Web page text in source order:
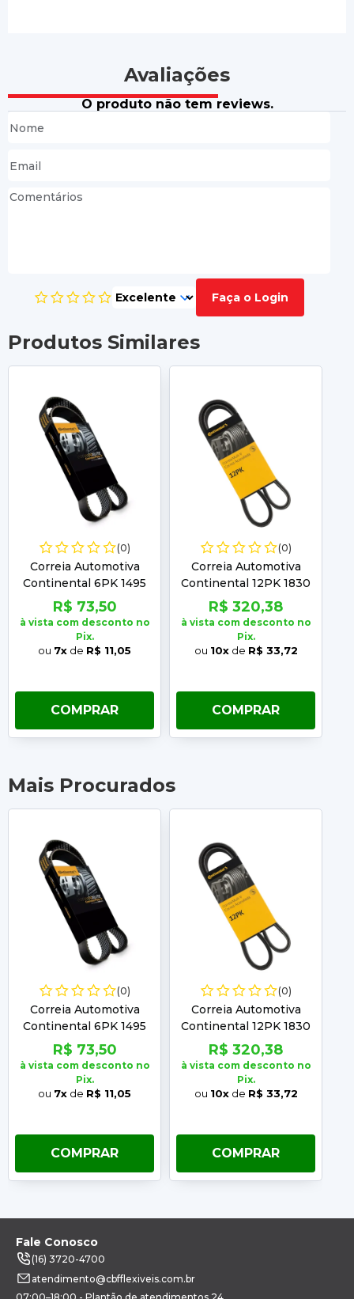
Avaliações
O produto não tem reviews.
Faça o Login
Produtos Similares
(0)
Correia Automotiva
Continental 6PK 1495
R$ 73,50
à vista com desconto no
Pix.
ou 7x de R$ 11,05
COMPRAR
(0)
Correia Automotiva
Continental 12PK 1830
R$ 320,38
à vista com desconto no
Pix.
ou 10xde R$ 33,72
COMPRAR
Mais Procurados
(0)
Correia Automotiva
Continental 6PK 1495
R$ 73,50
à vista com desconto no
Pix.
ou 7x de R$ 11,05
COMPRAR
(0)
Correia Automotiva
Continental 12PK 1830
R$ 320,38
à vista com desconto no
Pix.
ou 10xde R$ 33,72
COMPRAR
Fale Conosco
(16) 3720-4700
atendimento@cbfflexiveis.com.br